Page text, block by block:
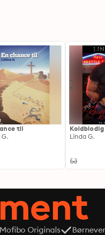
til
Linda G.
Originals